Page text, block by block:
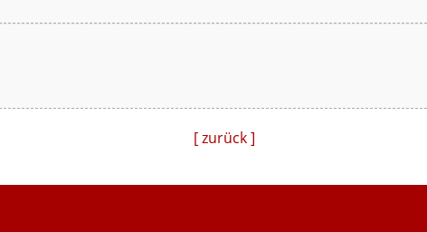
[ zurück ]